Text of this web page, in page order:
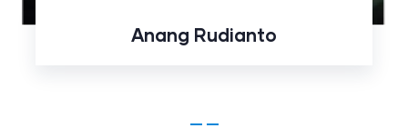
Ongko Wiyono